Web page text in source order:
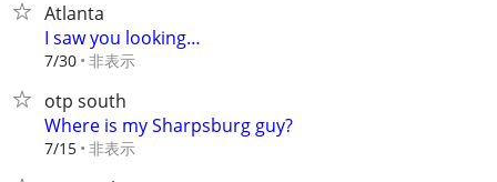
Atlanta
I saw you looking…
7/30 非表示
otp south
Where is my Sharpsburg guy?
7/15 非表示